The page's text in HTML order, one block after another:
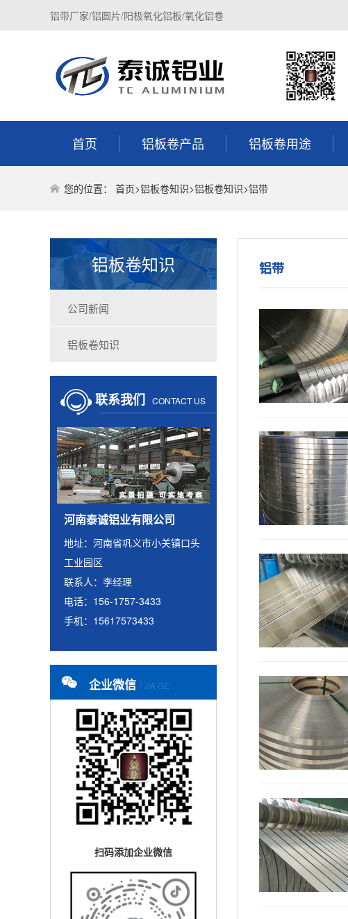
铝带厂家/铝圆片/阳极氧化铝板/氧化铝卷
首页 铝板卷产品 铝板卷用途
您的位置： 首页>铝板卷知识>铝板卷知识>铝带
铝板卷知识
公司新闻
铝板卷知识
联系我们 CONTACT US
河南泰诚铝业有限公司
地址：河南省巩义市小关镇口头
工业园区
联系人：李经理
电话：156-1757-3433
手机：15617573433
企业微信 / JIA GE
扫码添加企业微信
铝带